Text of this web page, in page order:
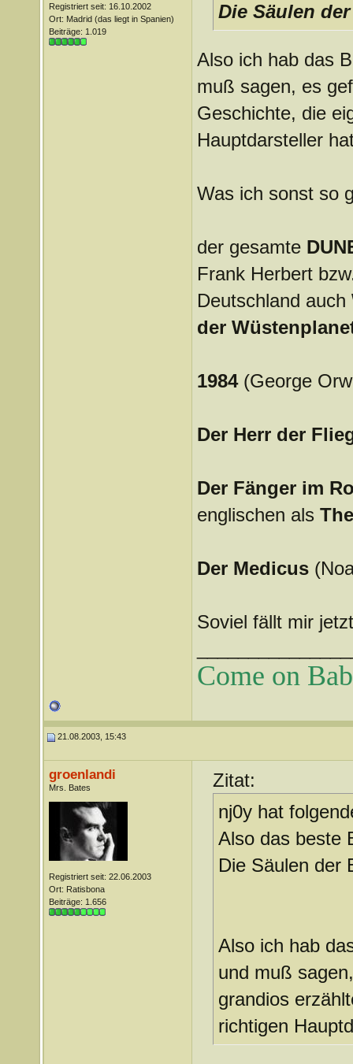
Registriert seit: 16.10.2002
Ort: Madrid (das liegt in Spanien)
Beiträge: 1.019
Die Säulen
Also ich hab das
muß sagen, es
Geschichte, die
Hauptdarsteller
Was ich sonst so
der gesamte
Frank Herbert
Deutschland auch
der
1984(George
Der Herr der
Der Fänger im
englischen als
Der Medicus
Soviel fällt mir
Come on
21.08.2003, 15:43
groenlandi
Mrs. Bates
Registriert seit: 22.06.2003
Ort: Ratisbona
Beiträge: 1.656
Zitat:
nj0y hat
Also das beste
Die Säulen der
Also ich hab
und muß
grandios
richtigen